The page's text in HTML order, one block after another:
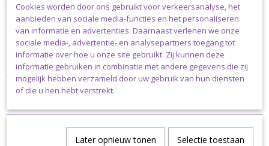
het koord raakt niet in de knoop. Meerdere bollen zijn hierdoor
ook gemakkelijk te stapelen.
Durable Braided fine is een garen van 3 mm dik gevlochten
koord. Er zit 100 meter op een bol van ca. 300 gram en de
adviesdikte van een naald is 6 – 8 mm.
Verzending
Cookies worden door ons gebruikt voor verkeersanalyse, het
aanbieden van sociale media-functies en het personaliseren
van informatie en advertenties. Daarnaast verlenen we onze
sociale media-, advertentie- en analysepartners toegang tot
informatie over hoe u onze site gebruikt. Zij kunnen deze
informatie gebruiken in combinatie met andere gegevens die zij
mogelijk hebben verzameld door uw gebruik van hun diensten
of die u hen hebt verstrekt.
Later opnieuw tonen Selectie toestaan